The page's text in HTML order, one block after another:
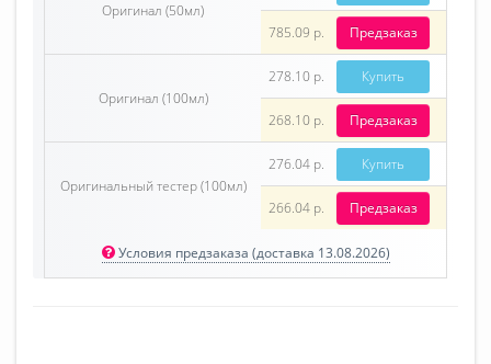
Оригинал (50мл)
785.09 р. Предзаказ
Оригинал (100мл)
278.10 р. Купить
268.10 р. Предзаказ
Оригинальный тестер (100мл)
276.04 р. Купить
266.04 р. Предзаказ
Условия предзаказа (доставка 13.08.2026)